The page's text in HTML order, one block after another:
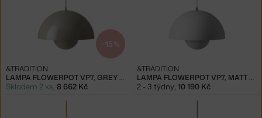
−15 %
LAMPA FLOWERPOT VP7, GREY BEIGE
&TRADITION
Skladem 2 ks, 8 662 Kč
LAMPA FLOWERPOT VP7, MATT LIGHT GREY
&TRADITION
2 - 3 týdny, 10 190 Kč